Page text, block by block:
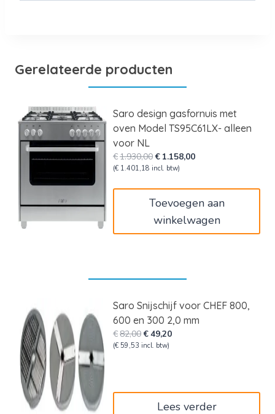
Gerelateerde producten
Saro design gasfornuis met
oven Model TS95C61LX- alleen
voor NL
€1.930,00Oorspronkelijke
prijs
€ 1.158,00Huidige
(€ 1.401,18 incl. btw)
Toevoegen aan
winkelwagen
Saro Snijschijf voor CHEF 800,
600 en 300 2,0 mm
€82,00Oorspronkelijke
prijs
€49,20Huidige
(€ 59,53 incl. btw)
Lees verder